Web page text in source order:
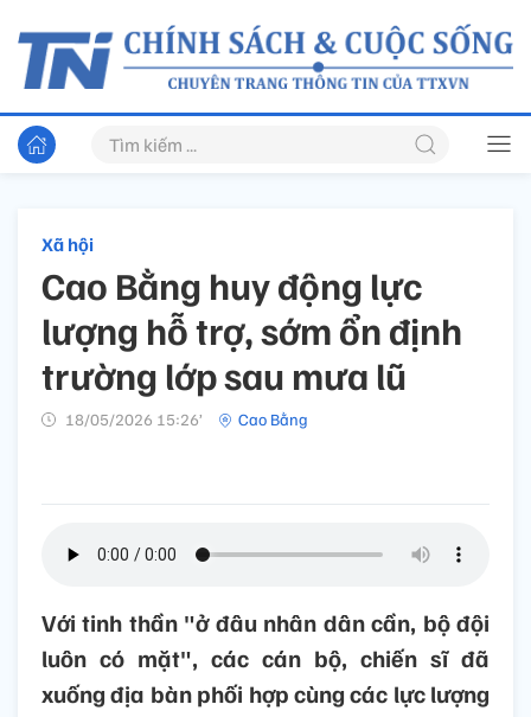
Xã hội
Cao Bằng huy động lực
lượng hỗ trợ, sớm ổn định
trường lớp sau mưa lũ
18/05/2026 15:26’ Cao Bằng
Với tinh thần "ở đâu nhân dân cần, bộ đội
luôn có mặt", các cán bộ, chiến sĩ đã
xuống địa bàn phối hợp cùng các lực lượng